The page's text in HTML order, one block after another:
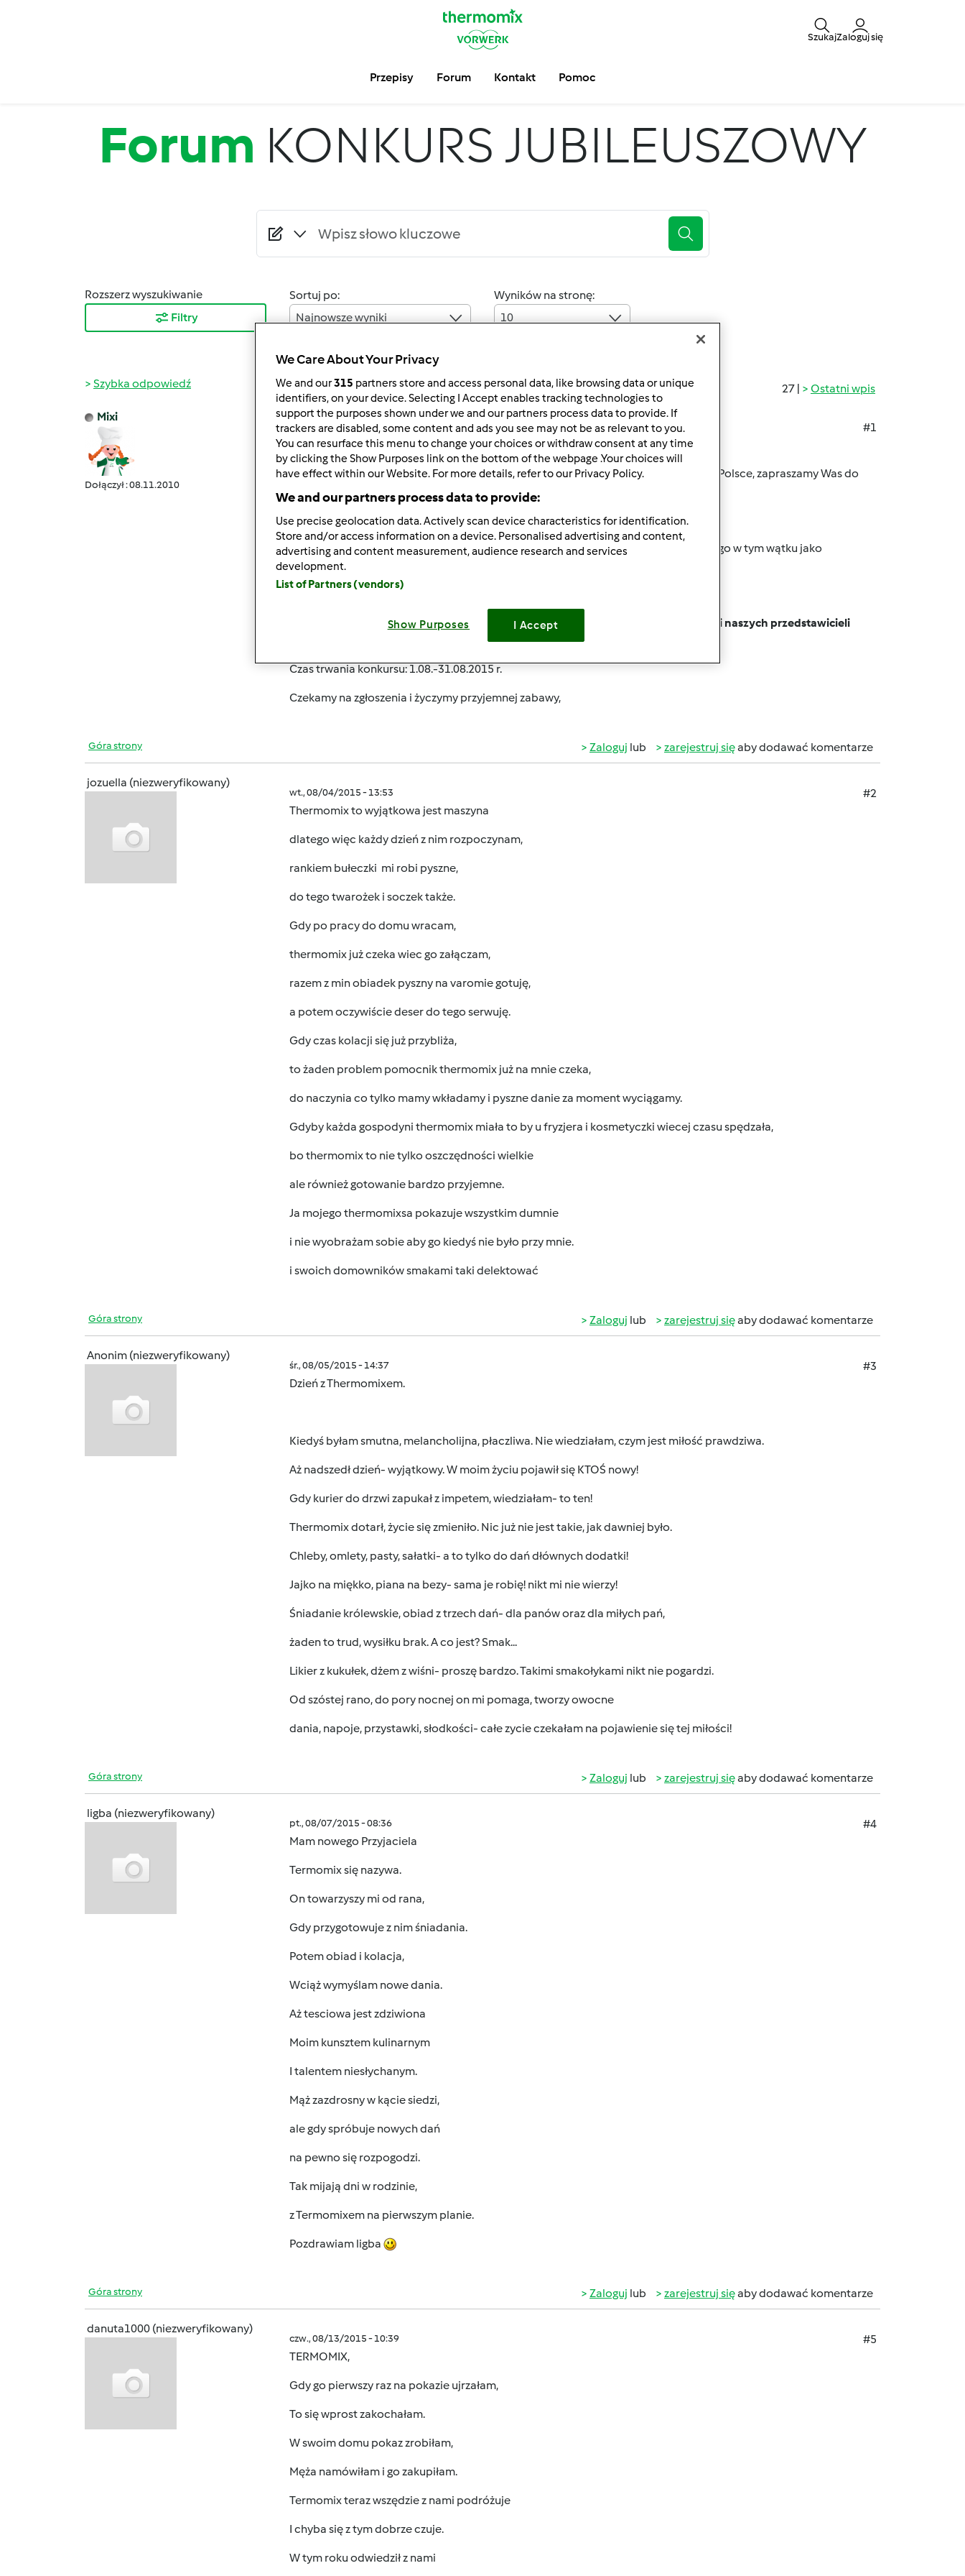
SzukajZaloguj się
Przepisy Forum Kontakt Pomoc
Forum KONKURS JUBILEUSZOWY
Rozszerz wyszukiwanie
Filtry
Sortuj po:
Najnowsze wyniki
Wyników na stronę:
10
27 | Ostatni wpis
Szybka odpowiedź
Mixi
Dołączył : 08.11.2010
pt., 07/31/2015 - 10:06
#1
Szanowni forumowicze, drodzy użytkownicy urządzenia Thermomix®,
w związku z obchodzonym w tym roku dwudziestoleciem obecności Thermomixaw Polsce, zapraszamy Was do
wzięcia udziału w konkursie jubileuszowym.
Do wygrania broszury z przepisami „Thermomix 20 lat w Polsce”.
Aby wziąć udział w konkursie, wystarczy opisać: „Mój dzień z Thermomixem
”i dodać go w tym wątku jako
komentarz.
Wypowiedzi zostaną ocenione przez jury w trzyosobowym składzie.
Autorzy 5 najciekawszych historii otrzymają jubileuszową broszuręz 20 przepisami naszych przedstawicieli
Czas trwania konkursu: 1.08.-31.08.2015 r.
Czekamy na zgłoszenia i życzymy przyjemnej zabawy,
Góra strony Zaloguj lub zarejestruj sięaby dodawać komentarze
jozuella (niezweryfikowany)
wt., 08/04/2015 - 13:53
#2
Thermomix to wyjątkowa jest maszyna
dlatego więc każdy dzień z nim rozpoczynam,
rankiem bułeczki mi robi pyszne,
do tego twarożek i soczek także.
Gdy po pracy do domu wracam,
thermomix już czeka wiec go załączam,
razem z min obiadek pyszny na varomie gotuję,
a potem oczywiście deser do tego serwuję.
Gdy czas kolacji się już przybliża,
to żaden problem pomocnik thermomix już na mnie czeka,
do naczynia co tylko mamy wkładamy i pyszne danie za moment wyciągamy.
Gdyby każda gospodyni thermomix miała to by u fryzjera i kosmetyczki wiecej czasu spędzała,
bo thermomix to nie tylko oszczędności wielkie
ale również gotowanie bardzo przyjemne.
Ja mojego thermomixsa pokazuje wszystkim dumnie
i nie wyobrażam sobie aby go kiedyś nie było przy mnie.
i swoich domowników smakami taki delektować
Góra strony Zaloguj lub zarejestruj sięaby dodawać komentarze
Anonim (niezweryfikowany)
śr., 08/05/2015 - 14:37
#3
Dzień z Thermomixem.
Kiedyś byłam smutna, melancholijna, płaczliwa. Nie wiedziałam, czym jest miłość prawdziwa.
Aż nadszedł dzień- wyjątkowy. W moim życiu pojawił się KTOŚ nowy!
Gdy kurier do drzwi zapukał z impetem, wiedziałam- to ten!
Thermomix dotarł, życie się zmieniło. Nic już nie jest takie, jak dawniej było.
Chleby, omlety, pasty, sałatki- a to tylko do dań dłównych dodatki!
Jajko na miękko, piana na bezy- sama je robię! nikt mi nie wierzy!
Śniadanie królewskie, obiad z trzech dań- dla panów oraz dla miłych pań,
żaden to trud, wysiłku brak. A co jest? Smak...
Likier z kukułek, dżem z wiśni- proszę bardzo. Takimi smakołykami nikt nie pogardzi.
Od szóstej rano, do pory nocnej on mi pomaga, tworzy owocne
dania, napoje, przystawki, słodkości- całe zycie czekałam na pojawienie się tej miłości!
Góra strony Zaloguj lub zarejestruj sięaby dodawać komentarze
ligba (niezweryfikowany)
pt., 08/07/2015 - 08:36
#4
Mam nowego Przyjaciela
Termomix się nazywa.
On towarzyszy mi od rana,
Gdy przygotowuje z nim śniadania.
Potem obiad i kolacja,
Wciąż wymyślam nowe dania.
Aż tesciowa jest zdziwiona
Moim kunsztem kulinarnym
I talentem niesłychanym.
Mąż zazdrosny w kącie siedzi,
ale gdy spróbuje nowych dań
na pewno się rozpogodzi.
Tak mijają dni w rodzinie,
z Termomixem na pierwszym planie.
Pozdrawiam ligba
Góra strony Zaloguj lub zarejestruj sięaby dodawać komentarze
danuta1000 (niezweryfikowany)
czw., 08/13/2015 - 10:39
#5
TERMOMIX,
Gdy go pierwszy raz na pokazie ujrzałam,
To się wprost zakochałam.
W swoim domu pokaz zrobiłam,
Męża namówiłam i go zakupiłam.
Termomix teraz wszędzie z nami podróżuje
I chyba się z tym dobrze czuje.
W tym roku odwiedził z nami
We Care About Your Privacy
We and our315 partners store and access personal data, like browsing data or unique
identifiers, on your device. Selecting I Accept enables tracking technologies to
support the purposes shown under we and our partners process data to provide. If
trackers are disabled, some content and ads you see may not be as relevant to you.
You can resurface this menu to change your choices or withdraw consent at any time
by clicking the Show Purposes link on the bottom of the webpage .Your choices will
have effect within our Website. For more details, refer to our Privacy Policy.
We and our partners process data to provide:
Use precise geolocation data. Actively scan device characteristics for identification.
Store and/or access information on a device. Personalised advertising and content,
advertising and content measurement, audience research and services
development.
List of Partners (vendors)
Show Purposes I Accept